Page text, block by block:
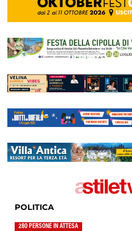
POLITICA
280 PERSONE IN ATTESA